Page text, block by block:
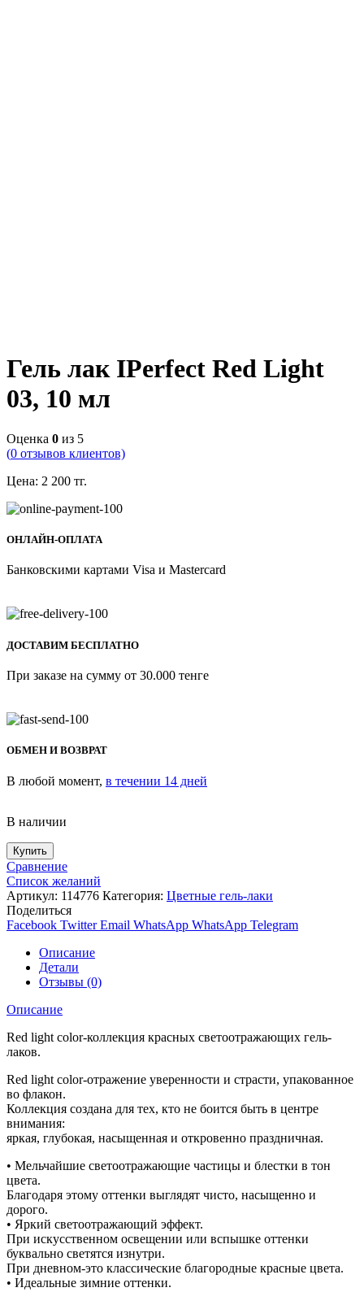
Гель лак IPerfect Red Light
03, 10 мл
Оценка 0 из 5
(0 отзывов клиентов)
Цена: 2 200 тг.
ОНЛАЙН-ОПЛАТА
Банковскими картами Visa и Mastercard
ДОСТАВИМ БЕСПЛАТНО
При заказе на сумму от 30.000 тенге
ОБМЕН И ВОЗВРАТ
В любой момент, в течении 14 дней
В наличии
Купить
Сравнение
Список желаний
Артикул: 114776 Категория: Цветные гель-лаки
Поделиться
Facebook Twitter Email WhatsApp WhatsApp Telegram
Описание
Детали
Отзывы (0)
Описание
Red light color-коллекция красных светоотражающих гель-
лаков.
Red light color-отражение уверенности и страсти, упакованное
во флакон.
Коллекция создана для тех, кто не боится быть в центре
внимания:
яркая, глубокая, насыщенная и откровенно праздничная.
• Мельчайшие светоотражающие частицы и блестки в тон
цвета.
Благодаря этому оттенки выглядят чисто, насыщенно и
дорого.
• Яркий светоотражающий эффект.
При искусственном освещении или вспышке оттенки
буквально светятся изнутри.
При дневном-это классические благородные красные цвета.
• Идеальные зимние оттенки.